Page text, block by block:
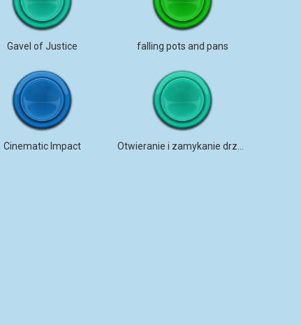
Gavel of Justice falling pots and pans
Cinematic Impact